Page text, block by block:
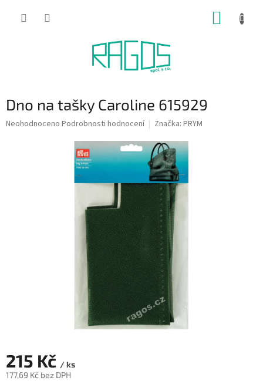
Dno na tašky Caroline 615929
Průměrné
Neohodnoceno Podrobnosti hodnocení Značka: PRYM
215 Kč / ks
177,69 Kč bez DPH